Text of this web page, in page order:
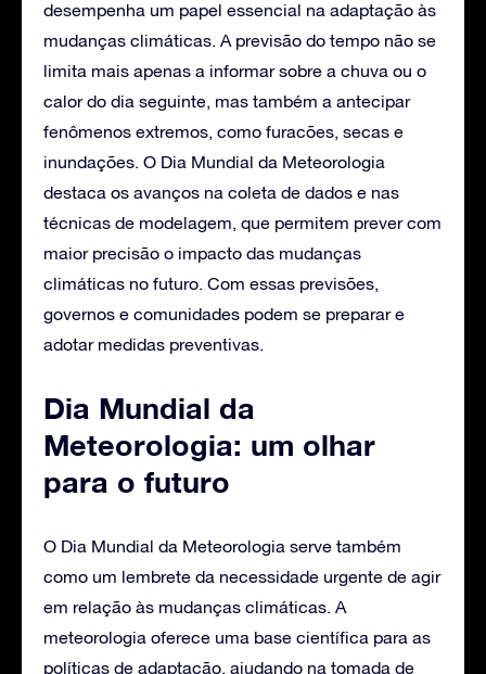
desempenha um papel essencial na adaptação às
mudanças climáticas. A previsão do tempo não se
limita mais apenas a informar sobre a chuva ou o
calor do dia seguinte, mas também a antecipar
fenômenos extremos, como furacões, secas e
inundações. O Dia Mundial da Meteorologia
destaca os avanços na coleta de dados e nas
técnicas de modelagem, que permitem prever com
maior precisão o impacto das mudanças
climáticas no futuro. Com essas previsões,
governos e comunidades podem se preparar e
adotar medidas preventivas.
Dia Mundial da
Meteorologia: um olhar
para o futuro
O Dia Mundial da Meteorologia serve também
como um lembrete da necessidade urgente de agir
em relação às mudanças climáticas. A
meteorologia oferece uma base científica para as
políticas de adaptação, ajudando na tomada de